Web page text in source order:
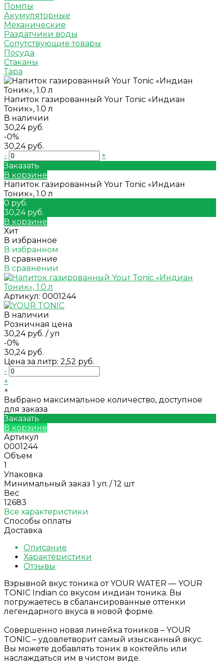
Помпы
Акумуляторные
Механические
Раздатчики воды
Сопутствующие товары
Посуда
Стаканы
Тара
Напиток газированный Your Tonic «Индиан
Тоник», 1.0 л
В наличии
30,24 руб.
-0%
30,24 руб.
-
+
Заказать
В корзине
Напиток газированный Your Tonic «Индиан
Тоник», 1.0 л
0 руб.
30,24 руб.
В корзине
Хит
В избранное
В избранном
В сравнение
В сравнении
Артикул: 0001244
В наличии
Розничная цена
30,24 руб. / уп
-0%
30,24 руб.
Цена за литр: 2,52 руб.
-
+
×
Выбрано максимальное количество, доступное
для заказа
Заказать
В корзине
Артикул
0001244
Объем
1
Упаковка
Минимальный заказ 1 уп./ 12 шт
Вес
12683
Все характеристики
Способы оплаты
Доставка
Описание
Характеристики
Отзывы
Взрывной вкус тоника от YOUR WATER — YOUR
TONIC Indian со вкусом индиан тоника. Вы
погружаетесь в сбалансированные оттенки
легендарного вкуса в новой форме.
Совершенно новая линейка тоников – YOUR
TONIC – удовлетворит самый изысканный вкус.
Вы можете добавлять тоник в коктейль или
наслаждаться им в чистом виде.